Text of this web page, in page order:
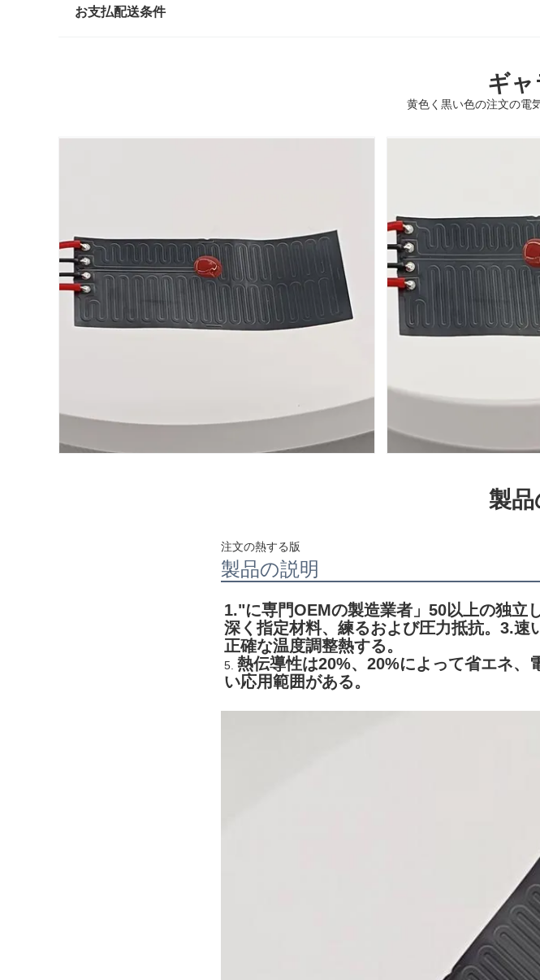
お支払配送条件
ギ
黄色く黒い色の注文の電
製品
注文の熱する版
製品の説明
1."に専門OEMの製造業者」50以上の独立
深く指定材料、練るおよび圧力抵抗。3.速
正確な温度調整熱する。
5. 熱伝導性は20%、20%によって省エネ、
い応用範囲がある。